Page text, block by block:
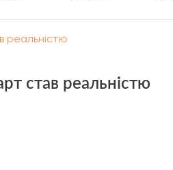
реальністю
став реальністю